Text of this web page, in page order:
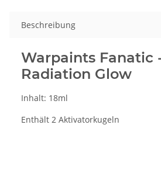
Beschreibung
Warpaints Fanatic
Radiation Glow
Inhalt: 18ml
Enthält 2 Aktivatorkugeln